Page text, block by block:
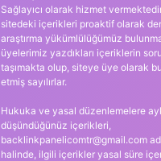
Sağlayıcı olarak hizmet
sitedeki içerikleri proaktif olarak
araştırma yükümlülüğümüz
üyelerimiz yazdıkları içeriklerin
taşımakta olup, siteye üye olarak
etmiş sayılırlar.
Hukuka ve yasal düzenlemelere
düşündüğünüz içerikleri,
backlinkpanelicomtr@gmail.com
halinde, ilgili içerikler yasal süre